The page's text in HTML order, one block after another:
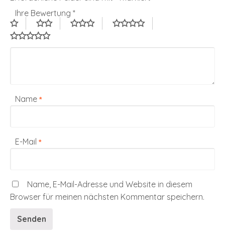
Ihre Bewertung *
Name *
E-Mail *
Name, E-Mail-Adresse und Website in diesem
Browser für meinen nächsten Kommentar speichern.